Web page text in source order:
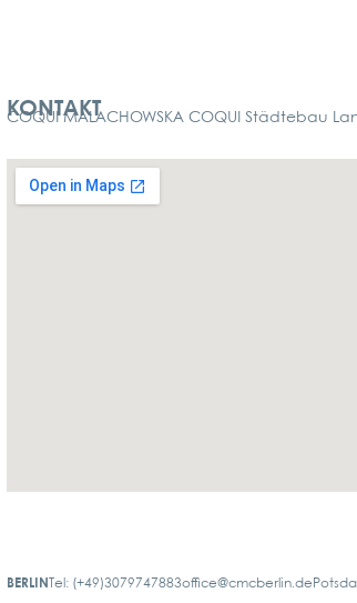
KONTAKT
COQUI MALACHOWSKA COQUI Städtebau
BERLIN Tel: (+49)3079747883office@cmcberlin.de